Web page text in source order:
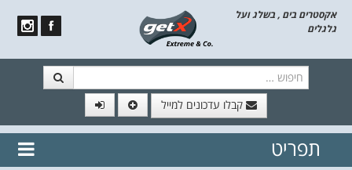
אקסטרים בים , בשלג ועל
גלגלים
קבלו עדכונים למייל
// הצטרף לרשימת תפוצה!
נשמח
תפריט